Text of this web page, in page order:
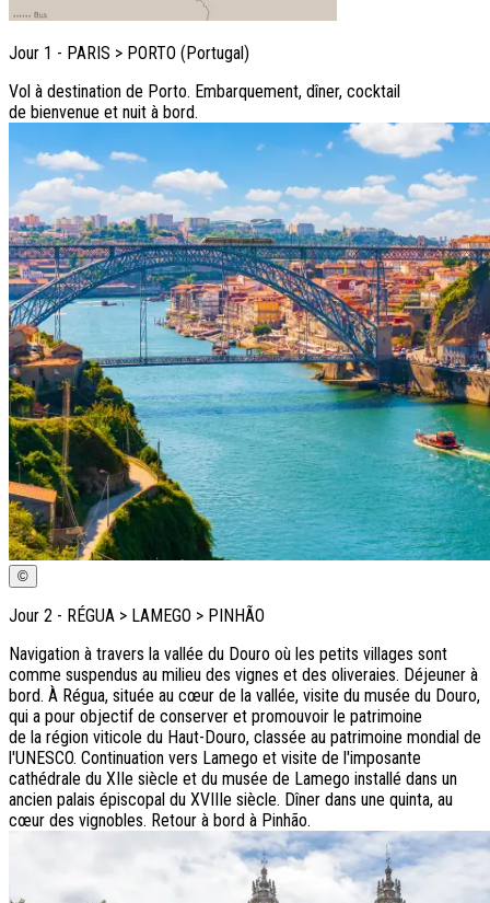
Jour 1 - PARIS > PORTO (Portugal)
Vol à destination de Porto. Embarquement, dîner, cocktail
de bienvenue et nuit à bord.
©
Jour 2 - RÉGUA > LAMEGO > PINHÃO
Navigation à travers la vallée du Douro où les petits villages sont
comme suspendus au milieu des vignes et des oliveraies. Déjeuner à
bord. À Régua, située au cœur de la vallée, visite du musée du Douro,
qui a pour objectif de conserver et promouvoir le patrimoine
de la région viticole du Haut-Douro, classée au patrimoine mondial de
l'UNESCO. Continuation vers Lamego et visite de l'imposante
cathédrale du XIIe siècle et du musée de Lamego installé dans un
ancien palais épiscopal du XVIIIe siècle. Dîner dans une quinta, au
cœur des vignobles. Retour à bord à Pinhão.